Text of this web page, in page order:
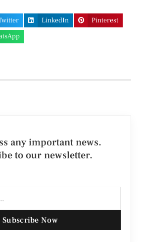
LinkedIn
Pinterest
any important news.
to our newsletter.
Subscribe Now